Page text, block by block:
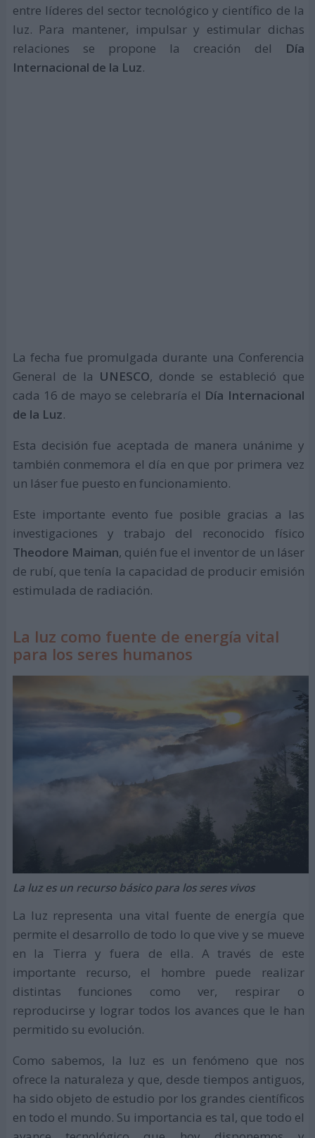
entre líderes del sector tecnológico y científico de la
luz. Para mantener, impulsar y estimular dichas
relaciones se propone la creación del Día
Internacional de la Luz.
La fecha fue promulgada durante una Conferencia
General de la UNESCO, donde se estableció que
cada 16 de mayo se celebraría el Día Internacional
de la Luz.
Esta decisión fue aceptada de manera unánime y
también conmemora el día en que por primera vez
un láser fue puesto en funcionamiento.
Este importante evento fue posible gracias a las
investigaciones y trabajo del reconocido físico
Theodore Maiman, quién fue el inventor de un láser
de rubí, que tenía la capacidad de producir emisión
estimulada de radiación.
La luz como fuente de energía vital
para los seres humanos
La luz es un recurso básico para los seres vivos
La luz representa una vital fuente de energía que
permite el desarrollo de todo lo que vive y se mueve
en la Tierra y fuera de ella. A través de este
importante recurso, el hombre puede realizar
distintas funciones como ver, respirar o
reproducirse y lograr todos los avances que le han
permitido su evolución.
Como sabemos, la luz es un fenómeno que nos
ofrece la naturaleza y que, desde tiempos antiguos,
ha sido objeto de estudio por los grandes científicos
en todo el mundo. Su importancia es tal, que todo el